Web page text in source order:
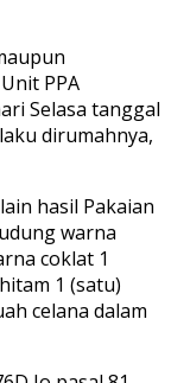
PPA
Selasa tanggal
dirumahnya,
hasil Pakaian
warna
coklat 1
1 (satu)
celana dalam